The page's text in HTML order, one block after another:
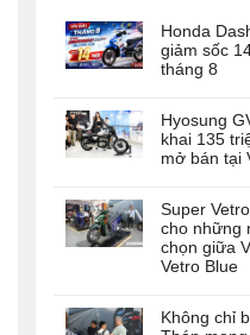
Honda
giảm sốc
tháng 8
Hyosung
khai 135
mở bán tại
Super
cho những
chọn giữa
Vetro Blue
Không chỉ